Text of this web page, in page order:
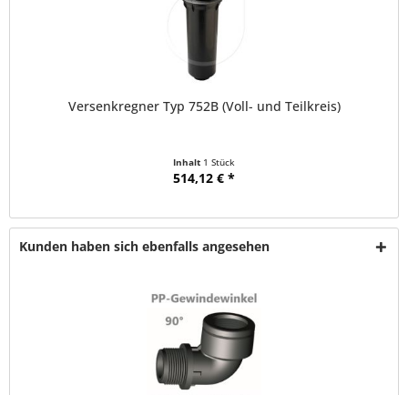
Versenkregner Typ 752B (Voll- und Teilkreis)
Inhalt 1 Stück
514,12 € *
Kunden haben sich ebenfalls angesehen